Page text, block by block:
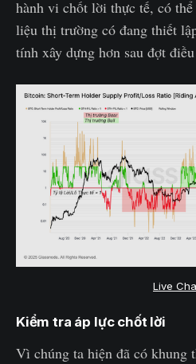
hành vi chốt lời thực tế, có
liệu thị trường có đang thiết
tính xây dựng hơn sau đợt
Live
Kiểm tra áp lực chốt lời
Vì chúng ta hiện đã có khung